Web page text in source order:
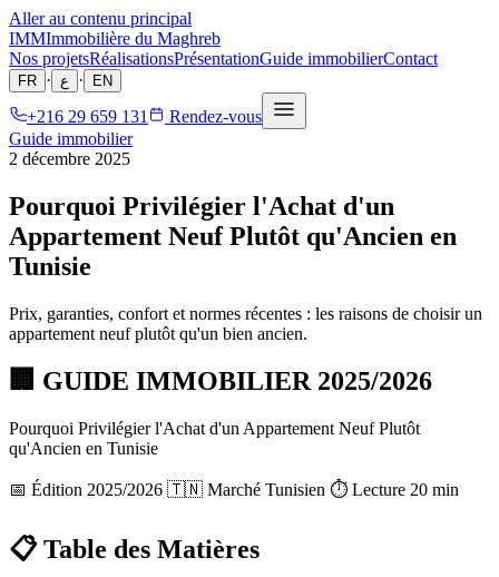
Aller au contenu principal
IMMImmobilière du Maghreb
Nos projetsRéalisationsPrésentationGuide immobilierContact
FR · ع · EN
+216 29 659 131
Rendez-vous
Guide immobilier
2 décembre 2025
Pourquoi Privilégier l'Achat d'un
Appartement Neuf Plutôt qu'Ancien en
Tunisie
Prix, garanties, confort et normes récentes : les raisons de choisir un
appartement neuf plutôt qu'un bien ancien.
🏢 GUIDE IMMOBILIER 2025/2026
Pourquoi Privilégier l'Achat d'un Appartement Neuf Plutôt
qu'Ancien en Tunisie
📅 Édition 2025/2026 🇹🇳 Marché Tunisien ⏱️ Lecture 20 min
📋 Table des Matières